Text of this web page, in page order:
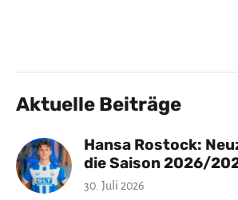
Aktuelle Beiträge
Hansa Rostock:
die Saison 2026/
30. Juli 2026